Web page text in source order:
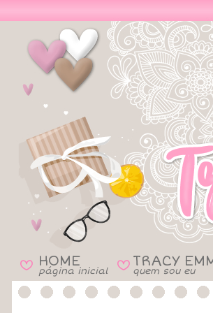
B HOME
página inicial B TRACY
quem sou eu